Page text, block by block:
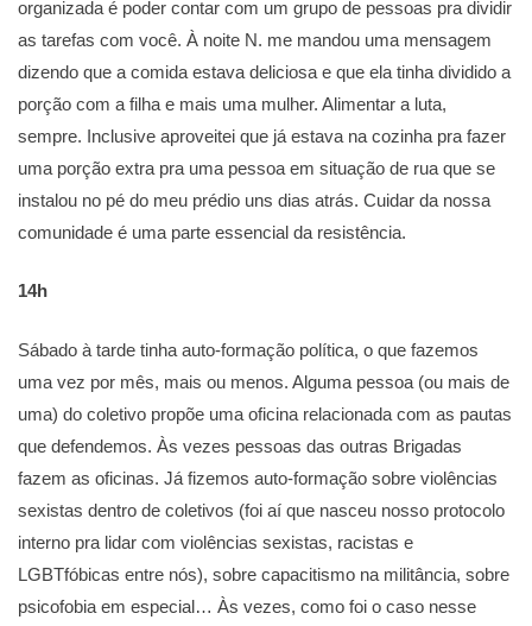
organizada é poder contar com um grupo de pessoas pra dividir
as tarefas com você. À noite N. me mandou uma mensagem
dizendo que a comida estava deliciosa e que ela tinha dividido a
porção com a filha e mais uma mulher. Alimentar a luta,
sempre. Inclusive aproveitei que já estava na cozinha pra fazer
uma porção extra pra uma pessoa em situação de rua que se
instalou no pé do meu prédio uns dias atrás. Cuidar da nossa
comunidade é uma parte essencial da resistência.
14h
Sábado à tarde tinha auto-formação política, o que fazemos
uma vez por mês, mais ou menos. Alguma pessoa (ou mais de
uma) do coletivo propõe uma oficina relacionada com as pautas
que defendemos. Às vezes pessoas das outras Brigadas
fazem as oficinas. Já fizemos auto-formação sobre violências
sexistas dentro de coletivos (foi aí que nasceu nosso protocolo
interno pra lidar com violências sexistas, racistas e
LGBTfóbicas entre nós), sobre capacitismo na militância, sobre
psicofobia em especial… Às vezes, como foi o caso nesse